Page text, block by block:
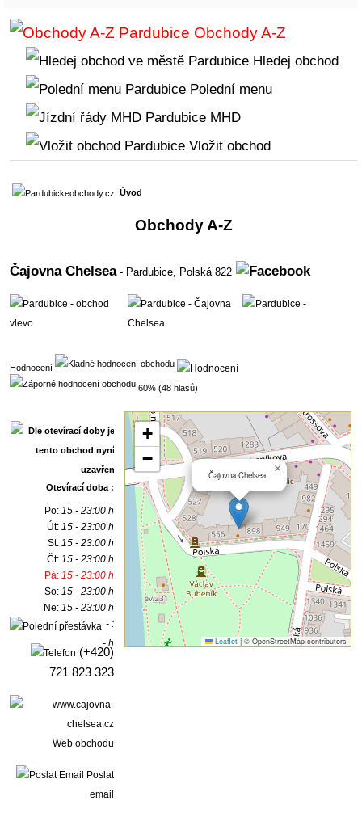
Obchody A-Z
Hledej obchod
Polední menu
MHD
Vložit obchod
Úvod
Obchody A-Z
Čajovna Chelsea- Pardubice, Polská 822
Hodnocení
60% (48 hlasů)
Otevírací doba :
Po:15 - 23:00 h
Út:15 - 23:00 h
St:15 - 23:00 h
Čt:15 - 23:00 h
Pá:15 - 23:00 h
So:15 - 23:00 h
Ne:15 - 23:00 h
- :
- h
(+420)
721 823 323
Web obchodu
Poslat
email
Čajovna Chelsea ×
+
−
Leaflet |© OpenStreetMap contributors